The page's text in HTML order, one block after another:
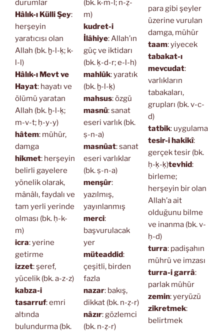
durumlar
Hâlık-ı Külli Şey:
herşeyin
yaratıcısı olan
Allah (bk. ḫ-l-ḳ; k-
l-l)
Hâlık-ı Mevt ve
Hayat: hayatı ve
ölümü yaratan
Allah (bk. ḫ-l-ḳ;
m-v-t; ḥ-y-y)
hâtem: mühür,
damga
hikmet: herşeyin
belirli gayelere
yönelik olarak,
mânâlı, faydalı ve
tam yerli yerinde
olması (bk. ḥ-k-
m)
icra: yerine
getirme
izzet: şeref,
yücelik (bk. a-z-z)
kabza-i
tasarruf: emri
altında
bulundurma (bk.
(bk. k-m-l; n-ẓ-
m)
kudret-i
İlâhiye: Allah’ın
güç ve iktidarı
(bk. ḳ-d-r; e-l-h)
mahlûk: yaratık
(bk. ḫ-l-ḳ)
mahsus: özgü
masnû: sanat
eseri varlık (bk.
ṣ-n-a)
masnûat: sanat
eseri varlıklar
(bk. ṣ-n-a)
menşûr:
yazılmış,
yayınlanmış
merci:
başvurulacak
yer
müteaddid:
çeşitli, birden
fazla
nazar: bakış,
dikkat (bk. n-ẓ-r)
nâzır: gözlemci
(bk. n-ẓ-r)
para gibi şeyler
üzerine vurulan
damga, mühür
taam: yiyecek
tabakat-ı
mevcudat:
varlıkların
tabakaları,
grupları (bk. v-c-
d)
tatbik: uygulama
tesir-i hakikî:
gerçek tesir (bk.
ḥ-ḳ-ḳ)tevhid:
birleme;
herşeyin bir olan
Allah’a ait
olduğunu bilme
ve inanma (bk. v-
ḥ-d)
turra: padişahın
mührü ve imzası
turra-i garrâ:
parlak mühür
zemin: yeryüzü
zikretmek:
belirtmek